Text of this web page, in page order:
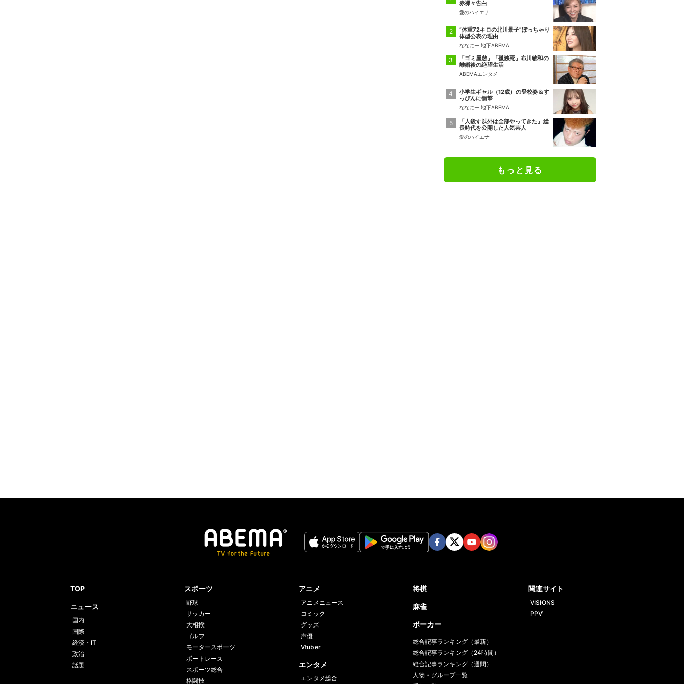
赤裸々告白
愛のハイエナ
“体重72キロの北川景子”ぽっちゃり
体型公表の理由
ななにー 地下ABEMA
「ゴミ屋敷」「孤独死」布川敏和の
離婚後の絶望生活
ABEMAエンタメ
小学生ギャル（12歳）の登校姿＆す
っぴんに衝撃
ななにー 地下ABEMA
「人殺す以外は全部やってきた」総
長時代を公開した人気芸人
愛のハイエナ
もっと見る
TOP
ニュース
国内
国際
経済・IT
政治
話題
スポーツ
野球
サッカー
大相撲
ゴルフ
モータースポーツ
ボートレース
スポーツ総合
格闘技
アニメ
アニメニュース
コミック
グッズ
声優
Vtuber
エンタメ
エンタメ総合
将棋
麻雀
ポーカー
総合記事ランキング（最新）
総合記事ランキング（24時間）
総合記事ランキング（週間）
人物・グループ一覧
関連サイト
VISIONS
PPV